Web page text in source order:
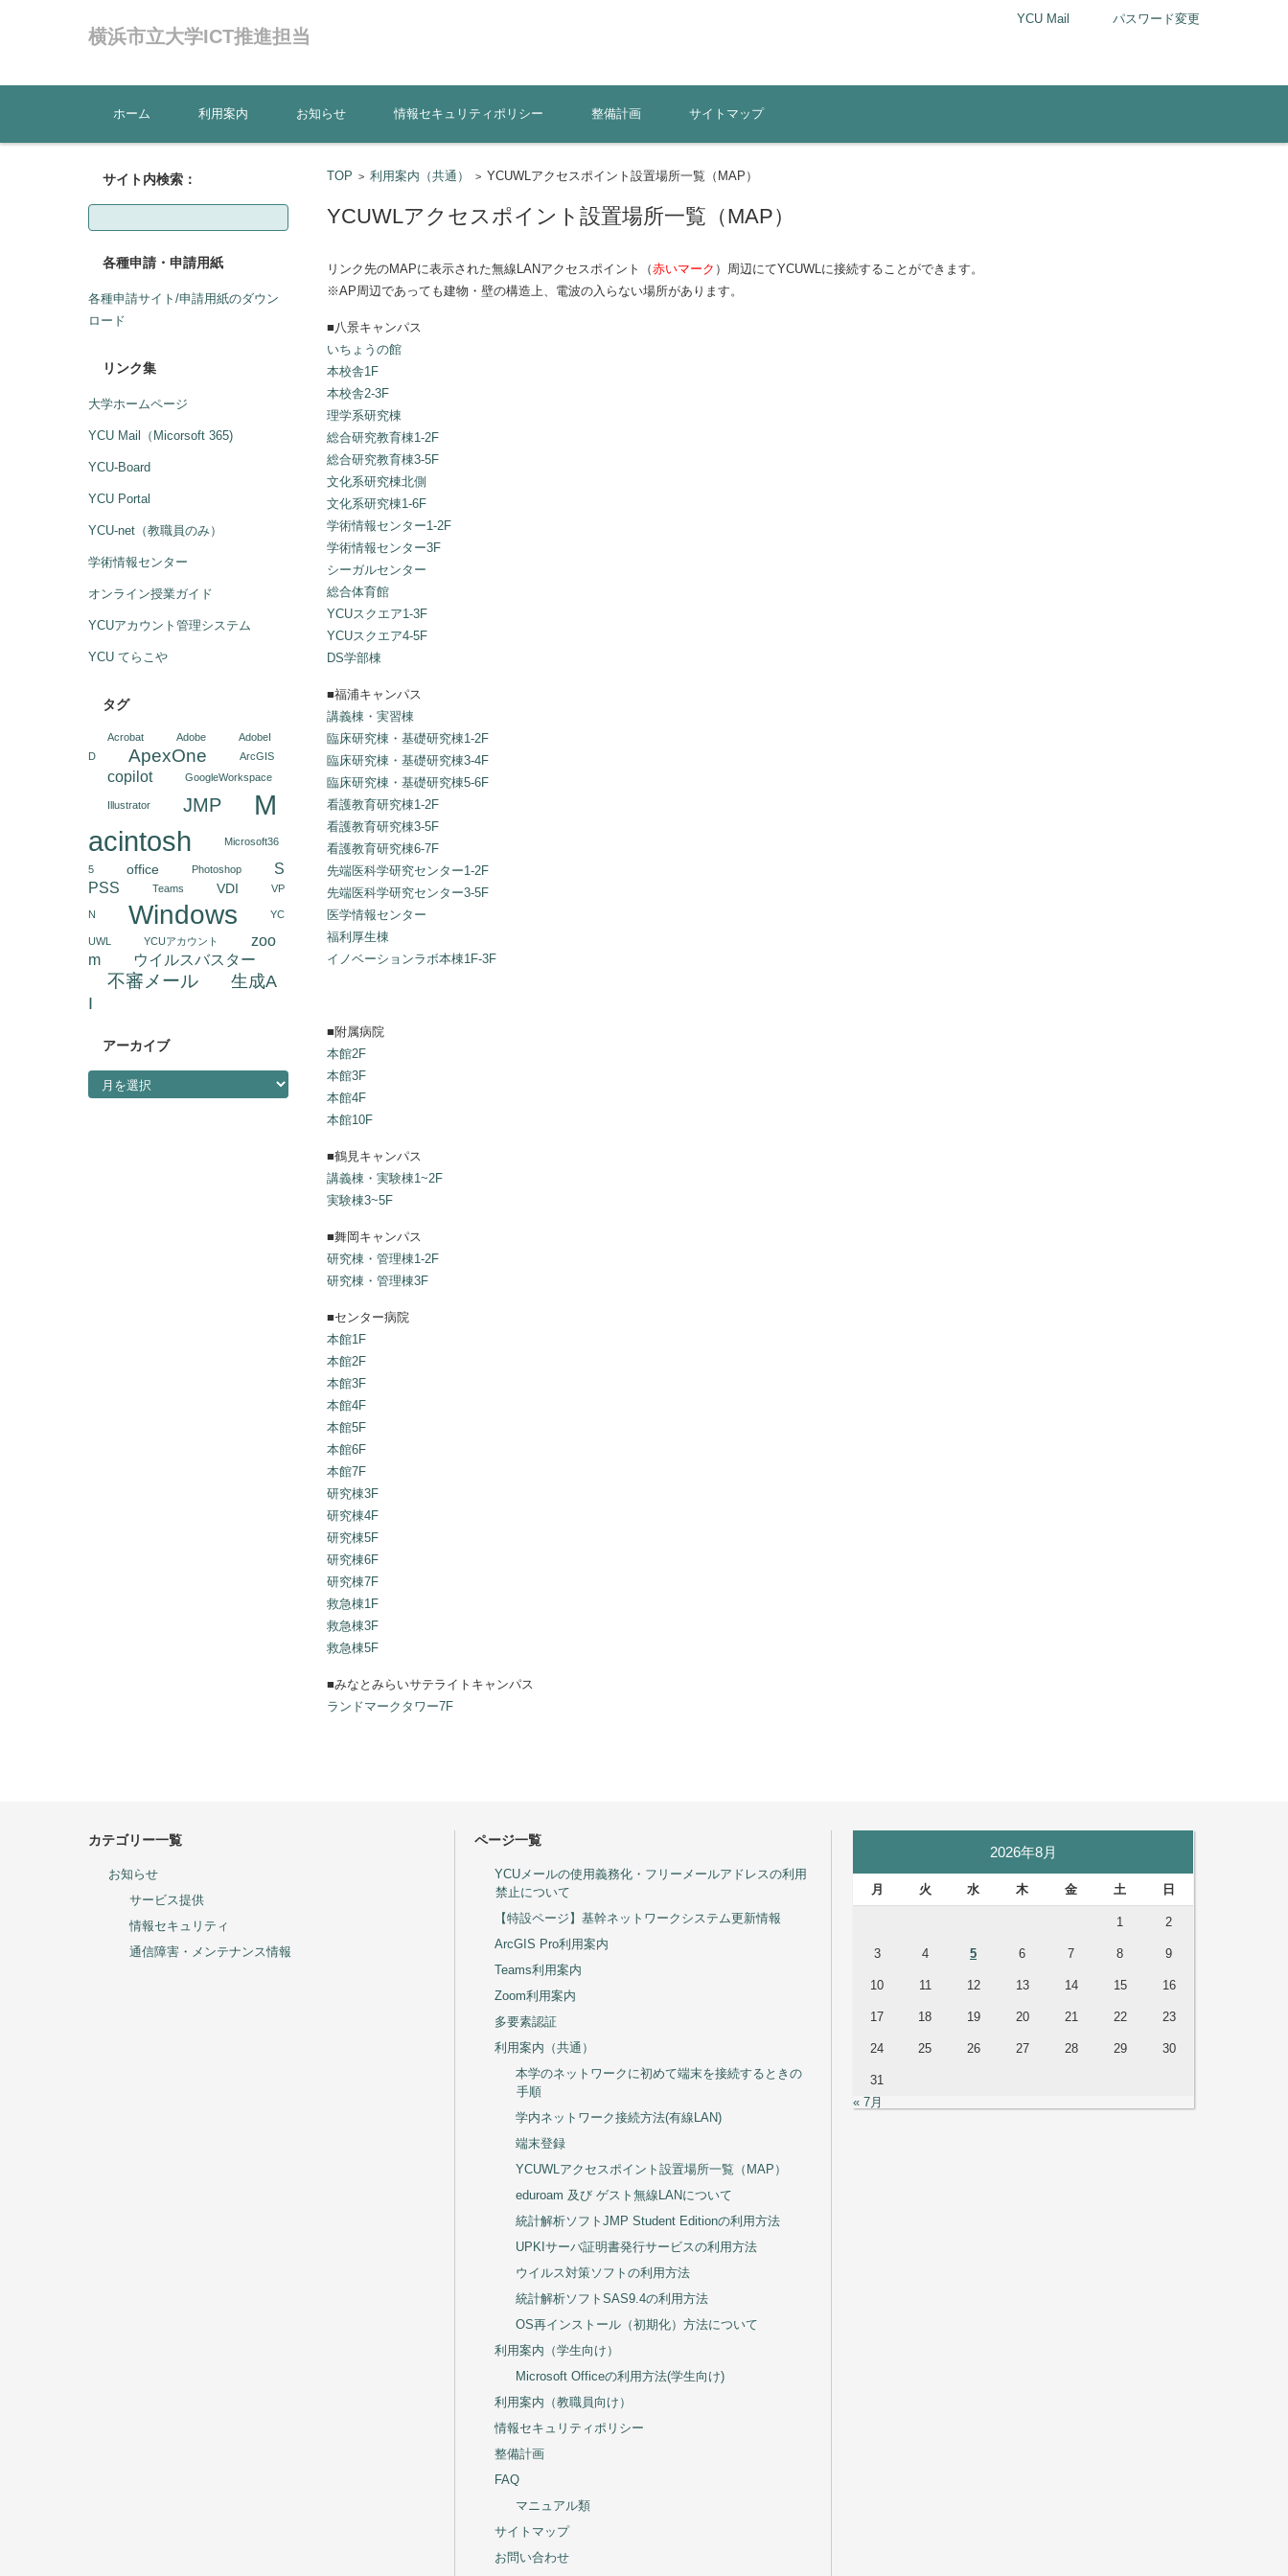
横浜市立大学ICT推進担当
YCU Mail パスワード変更
コンテンツに移動
ホーム
利用案内 お知らせ 情報セキュリティポリシー 整備計画 サイトマップ
TOP > 利用案内（共通） > YCUWLアクセスポイント設置場所一覧（MAP）
YCUWLアクセスポイント設置場所一覧（MAP）
リンク先のMAPに表示された無線LANアクセスポイント（赤いマーク ）周辺にてYCUWLに接続することができます。
※AP周辺であっても建物・壁の構造上、電波の入らない場所があります。
■八景キャンパス
いちょうの館
本校舎1F
本校舎2-3F
理学系研究棟
総合研究教育棟1-2F
総合研究教育棟3-5F
文化系研究棟北側
文化系研究棟1-6F
学術情報センター1-2F
学術情報センター3F
シーガルセンター
総合体育館
YCUスクエア1-3F
YCUスクエア4-5F
DS学部棟
■福浦キャンパス
講義棟・実習棟
臨床研究棟・基礎研究棟1-2F
臨床研究棟・基礎研究棟3-4F
臨床研究棟・基礎研究棟5-6F
看護教育研究棟1-2F
看護教育研究棟3-5F
看護教育研究棟6-7F
先端医科学研究センター1-2F
先端医科学研究センター3-5F
医学情報センター
福利厚生棟
イノベーションラボ本棟1F-3F
■附属病院
本館2F
本館3F
本館4F
本館10F
■鶴見キャンパス
講義棟・実験棟1~2F
実験棟3~5F
■舞岡キャンパス
研究棟・管理棟1-2F
研究棟・管理棟3F
■センター病院
本館1F
本館2F
本館3F
本館4F
本館5F
本館6F
本館7F
研究棟3F
研究棟4F
研究棟5F
研究棟6F
研究棟7F
救急棟1F
救急棟3F
救急棟5F
■みなとみらいサテライトキャンパス
ランドマークタワー7F
サイト内検索：
検
各種申請・申請用紙
各種申請サイト/申請用紙のダウン
ロード
リンク集
大学ホームページ
YCU Mail（Micorsoft 365)
YCU-Board
YCU Portal
YCU-net（教職員のみ）
学術情報センター
オンライン授業ガイド
YCUアカウント管理システム
YCU てらこや
タグ
Acrobat Adobe
AdobeI
D
ApexOne ArcGIS
copilot GoogleWorkspace
Illustrator JMP
M
acintosh
Microsoft36
5 office Photoshop
S
PSS
Teams VDI VP
N Windows YC
UWL YCUアカウント
zoo
m
ウイルスバスター
不審メール
生成A
I
アーカイブ
アーカイブ
カテゴリー一覧
お知らせ
サービス提供
情報セキュリティ
通信障害・メンテナンス情報
ページ一覧
YCUメールの使用義務化・フリーメールアドレスの利用
禁止について
【特設ページ】基幹ネットワークシステム更新情報
ArcGIS Pro利用案内
Teams利用案内
Zoom利用案内
多要素認証
利用案内（共通）
本学のネットワークに初めて端末を接続するときの
手順
学内ネットワーク接続方法(有線LAN)
端末登録
YCUWLアクセスポイント設置場所一覧（MAP）
eduroam 及び ゲスト無線LANについて
統計解析ソフトJMP Student Editionの利用方法
UPKIサーバ証明書発行サービスの利用方法
ウイルス対策ソフトの利用方法
統計解析ソフトSAS9.4の利用方法
OS再インストール（初期化）方法について
利用案内（学生向け）
Microsoft Officeの利用方法(学生向け)
利用案内（教職員向け）
情報セキュリティポリシー
整備計画
FAQ
マニュアル類
サイトマップ
お問い合わせ
2026年8月
月 火 水 木 金 土 日
1 2
3 4 5 6 7 8 9
10 11 12 13 14 15 16
17 18 19 20 21 22 23
24 25 26 27 28 29 30
31
« 7月